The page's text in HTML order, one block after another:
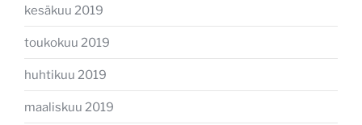
kesäkuu 2019
toukokuu 2019
huhtikuu 2019
maaliskuu 2019